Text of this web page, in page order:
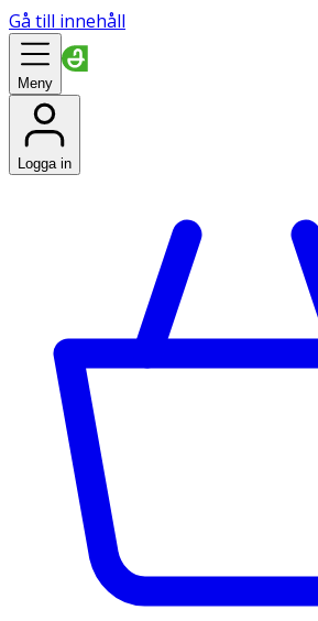
Gå till innehåll
Meny
Logga in